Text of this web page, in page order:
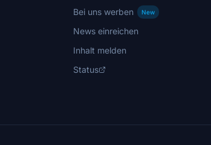
Bei uns werben
New
News einreichen
Inhalt melden
Status